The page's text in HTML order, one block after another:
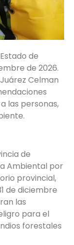
de
de 2026.
Celman
las personas,
de
Ambiental por
provincial,
de diciembre
las
para el
forestales